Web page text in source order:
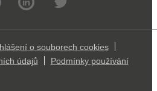
o souborech cookies
údajů
Podmínky používání